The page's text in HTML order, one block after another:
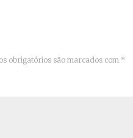
obrigatórios são marcados com *